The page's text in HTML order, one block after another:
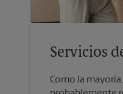
Servicios
Como la